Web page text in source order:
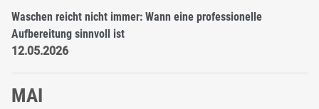
Waschen reicht nicht immer: Wann eine professionelle
Aufbereitung sinnvoll ist
12.05.2026
MAI